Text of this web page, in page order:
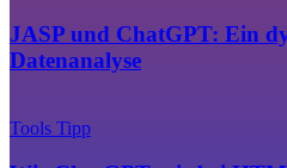
Duo
für
die
JASP und ChatGPT: Ein
Datenanalyse
ChatGPT
Tools Tipp